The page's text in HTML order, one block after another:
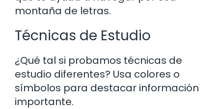
montaña de letras.
Técnicas de Estudio
¿Qué tal si probamos técnicas de
estudio diferentes? Usa colores o
símbolos para destacar información
importante.